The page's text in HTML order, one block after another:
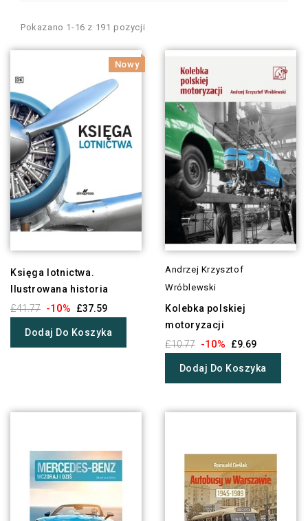
Pokazano 1-16 z 191 pozycji
Nowy
Księga lotnictwa.
Ilustrowana historia
£41.77 -10% £37.59
Dodaj Do Koszyka
Andrzej Krzysztof
Wróblewski
Kolebka polskiej
motoryzacji
£10.77 -10% £9.69
Dodaj Do Koszyka